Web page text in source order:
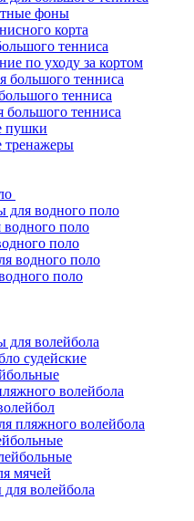
фоны
корта
тенниса
по уходу за кортом
большого тенниса
тенниса
большого тенниса
пушки
тренажеры
для водного поло
водного поло
поло
водного поло
поло
для волейбола
судейские
волейбола
пляжного волейбола
мячей
волейбола